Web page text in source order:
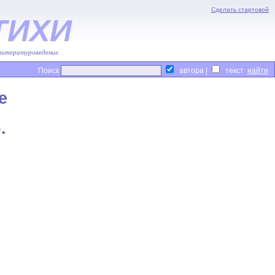
Сделать стартовой
Поиск автора | текст